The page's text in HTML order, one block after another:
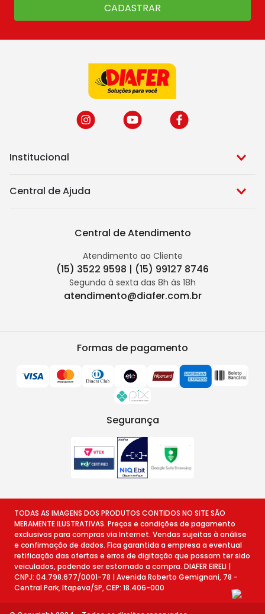
CADASTRAR
Institucional
Central de Ajuda
Central de Atendimento
Atendimento ao Cliente
(15) 3522 9598 | (15) 99127 8746
Segunda à sexta das 8h às 18h
atendimento@diafer.com.br
Formas de pagamento
Segurança
TODAS AS IMAGENS DOS PRODUTOS CONTIDOS NO SITE SÃO
MERAMENTE ILUSTRATIVAS. Preços e condições de pagamento
exclusivos para compras via Internet. Vendas sujeitas à análise
e confirmação de dados. Fica garantida a empresa a eventual
retificação das ofertas e erros de digitação que possam ter sido
veiculados, podendo ser estornado a compra. DIAFER EIRELI |
CNPJ: 04.798.677/0001-78 | Avenida Roberto Gemignani, 78 -
Central Park, Itapeva/SP, CEP: 18.406-000